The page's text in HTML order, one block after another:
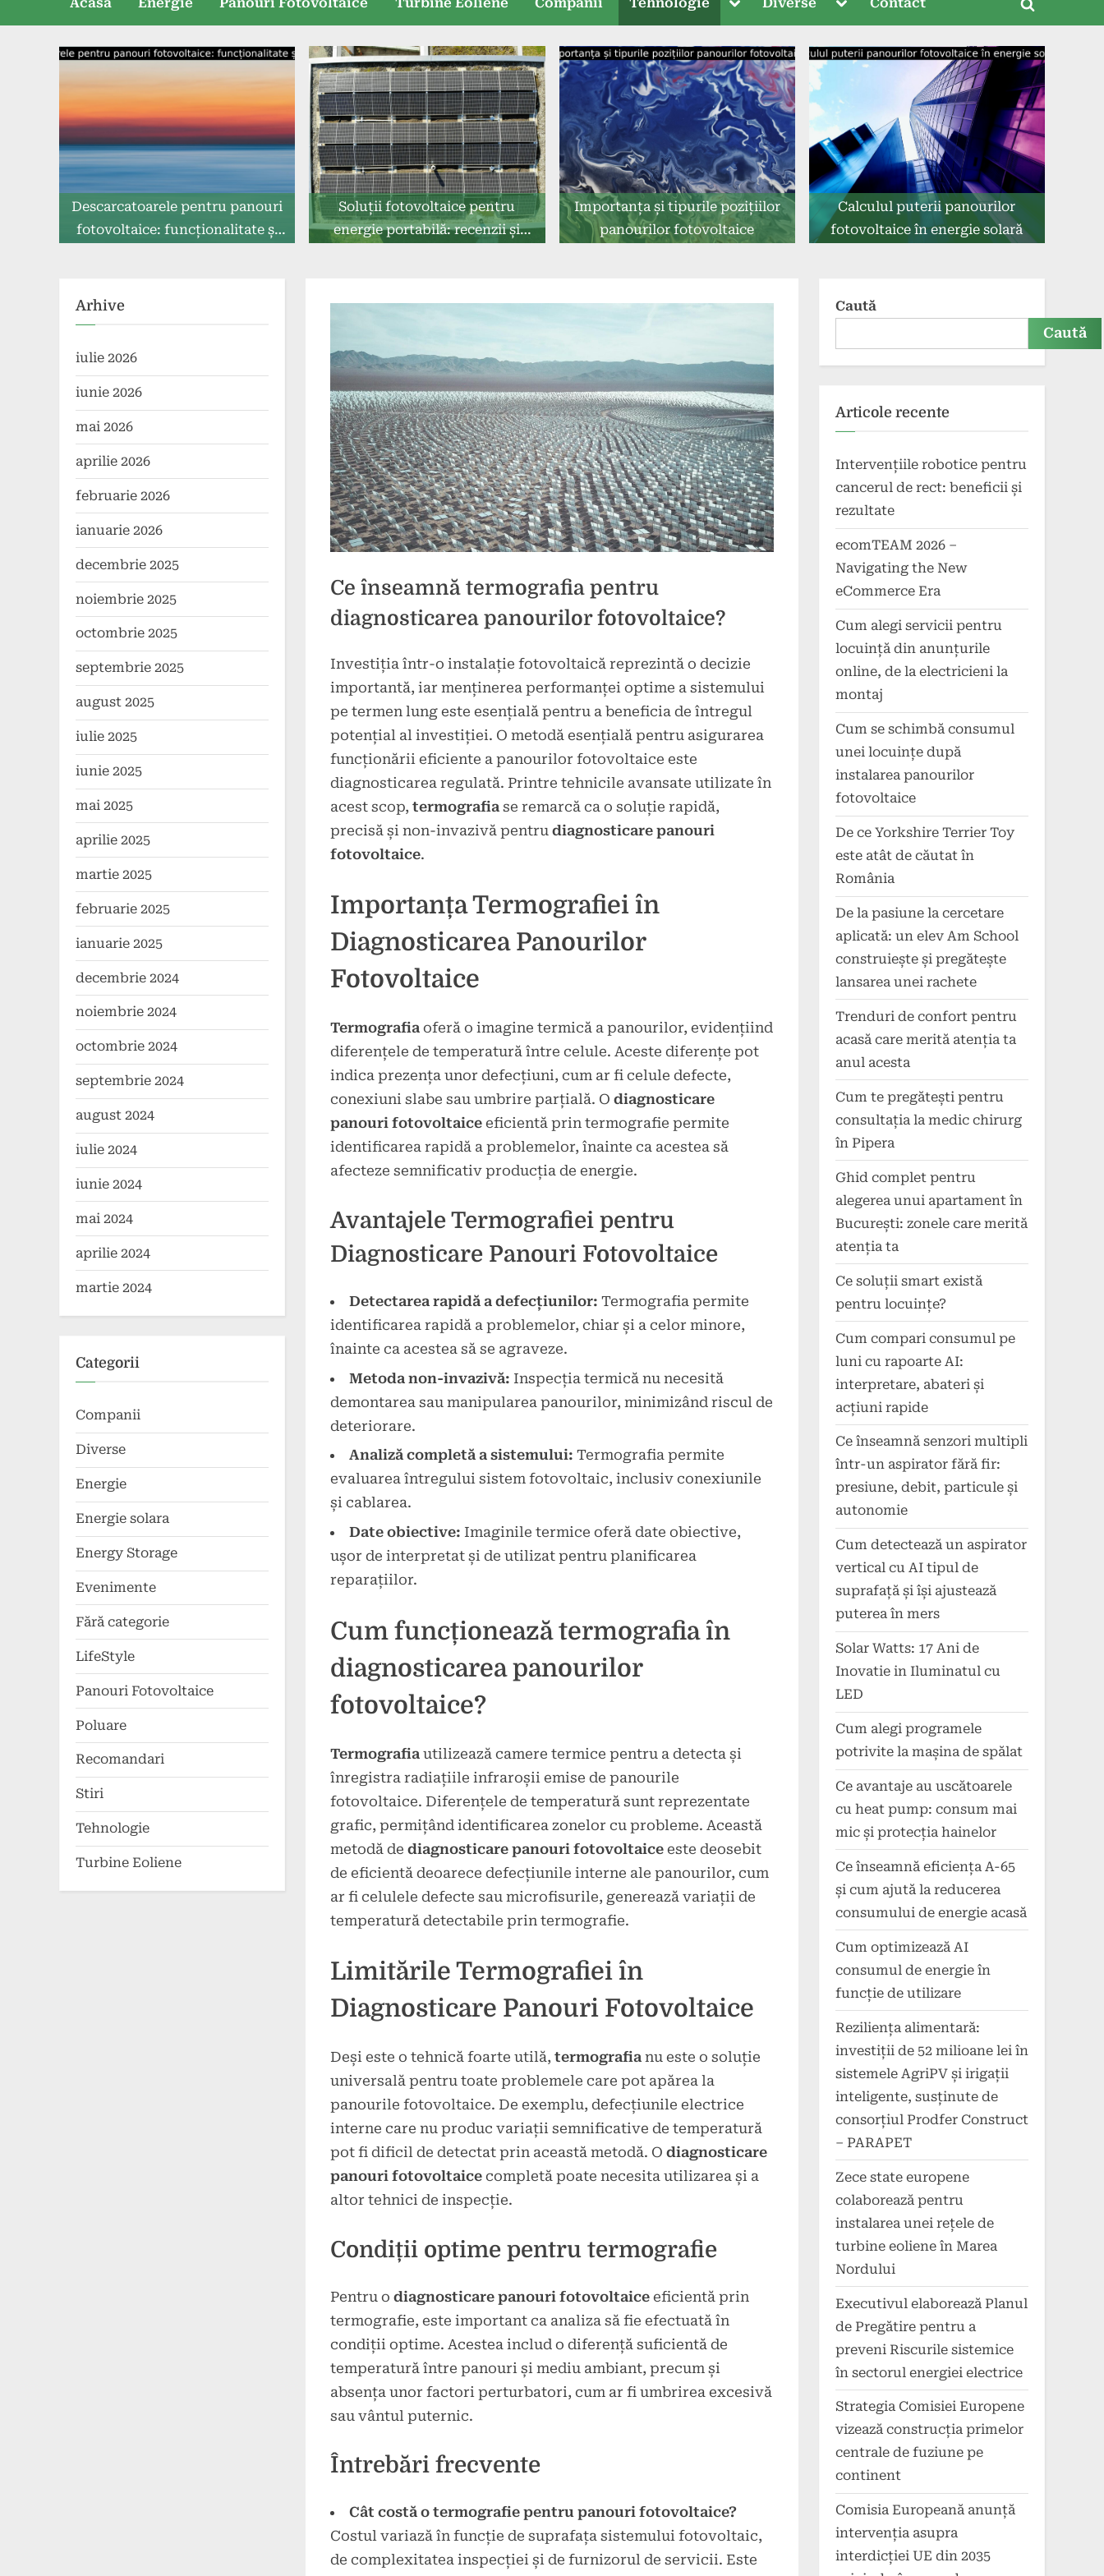
menu
menu
Toggle
form
Descarcatoarele pentru panouri
fotovoltaice: funcționalitate și
Soluții fotovoltaice pentru
energie portabilă: recenzii și
Importanța și tipurile pozițiilor
panourilor fotovoltaice
Calculul puterii panourilor
fotovoltaice în energie solară
Ce înseamnă termografia pentru
diagnosticarea panourilor fotovoltaice?
Posted
on
20
mai
2025
Bypress
Investiția într-o instalație fotovoltaică reprezintă o decizie
importantă, iar menținerea performanței optime a sistemului
pe termen lung este esențială pentru a beneficia de întregul
potențial al investiției. O metodă esențială pentru asigurarea
funcționării eficiente a panourilor fotovoltaice este
diagnosticarea regulată. Printre tehnicile avansate utilizate în
acest scop, termografia se remarcă ca o soluție rapidă,
precisă și non-invazivă pentru diagnosticare panouri
fotovoltaice.
Importanța Termografiei în
Diagnosticarea Panourilor
Fotovoltaice
Termografia oferă o imagine termică a panourilor, evidențiind
diferențele de temperatură între celule. Aceste diferențe pot
indica prezența unor defecțiuni, cum ar fi celule defecte,
conexiuni slabe sau umbrire parțială. O diagnosticare
panouri fotovoltaice eficientă prin termografie permite
identificarea rapidă a problemelor, înainte ca acestea să
afecteze semnificativ producția de energie.
Avantajele Termografiei pentru
Diagnosticare Panouri Fotovoltaice
Detectarea rapidă a defecțiunilor: Termografia permite
identificarea rapidă a problemelor, chiar și a celor minore,
înainte ca acestea să se agraveze.
Metoda non-invazivă: Inspecția termică nu necesită
demontarea sau manipularea panourilor, minimizând riscul de
deteriorare.
Analiză completă a sistemului: Termografia permite
evaluarea întregului sistem fotovoltaic, inclusiv conexiunile
și cablarea.
Date obiective: Imaginile termice oferă date obiective,
ușor de interpretat și de utilizat pentru planificarea
reparațiilor.
Cum funcționează termografia în
diagnosticarea panourilor
fotovoltaice?
Termografia utilizează camere termice pentru a detecta și
înregistra radiațiile infraroșii emise de panourile
fotovoltaice. Diferențele de temperatură sunt reprezentate
grafic, permițând identificarea zonelor cu probleme. Această
metodă de diagnosticare panouri fotovoltaice este deosebit
de eficientă deoarece defecțiunile interne ale panourilor, cum
ar fi celulele defecte sau microfisurile, generează variații de
temperatură detectabile prin termografie.
Limitările Termografiei în
Diagnosticare Panouri Fotovoltaice
Deși este o tehnică foarte utilă, termografia nu este o soluție
universală pentru toate problemele care pot apărea la
panourile fotovoltaice. De exemplu, defecțiunile electrice
interne care nu produc variații semnificative de temperatură
pot fi dificil de detectat prin această metodă. O diagnosticare
panouri fotovoltaice completă poate necesita utilizarea și a
altor tehnici de inspecție.
Condiții optime pentru termografie
Pentru o diagnosticare panouri fotovoltaice eficientă prin
termografie, este important ca analiza să fie efectuată în
condiții optime. Acestea includ o diferență suficientă de
temperatură între panouri și mediu ambiant, precum și
absența unor factori perturbatori, cum ar fi umbrirea excesivă
sau vântul puternic.
Întrebări frecvente
Cât costă o termografie pentru panouri fotovoltaice?
Costul variază în funcție de suprafața sistemului fotovoltaic,
de complexitatea inspecției și de furnizorul de servicii. Este
Arhive
iulie 2026
iunie 2026
mai 2026
aprilie 2026
februarie 2026
ianuarie 2026
decembrie 2025
noiembrie 2025
octombrie 2025
septembrie 2025
august 2025
iulie 2025
iunie 2025
mai 2025
aprilie 2025
martie 2025
februarie 2025
ianuarie 2025
decembrie 2024
noiembrie 2024
octombrie 2024
septembrie 2024
august 2024
iulie 2024
iunie 2024
mai 2024
aprilie 2024
martie 2024
Categorii
Companii
Diverse
Energie
Energie solara
Energy Storage
Evenimente
Fără categorie
LifeStyle
Panouri Fotovoltaice
Poluare
Recomandari
Stiri
Tehnologie
Turbine Eoliene
Caută
Caută
Articole recente
Intervențiile robotice pentru
cancerul de rect: beneficii și
rezultate
ecomTEAM 2026 –
Navigating the New
eCommerce Era
Cum alegi servicii pentru
locuință din anunțurile
online, de la electricieni la
montaj
Cum se schimbă consumul
unei locuințe după
instalarea panourilor
fotovoltaice
De ce Yorkshire Terrier Toy
este atât de căutat în
România
De la pasiune la cercetare
aplicată: un elev Am School
construiește și pregătește
lansarea unei rachete
Trenduri de confort pentru
acasă care merită atenția ta
anul acesta
Cum te pregătești pentru
consultația la medic chirurg
în Pipera
Ghid complet pentru
alegerea unui apartament în
București: zonele care merită
atenția ta
Ce soluții smart există
pentru locuințe?
Cum compari consumul pe
luni cu rapoarte AI:
interpretare, abateri și
acțiuni rapide
Ce înseamnă senzori multipli
într-un aspirator fără fir:
presiune, debit, particule și
autonomie
Cum detectează un aspirator
vertical cu AI tipul de
suprafață și își ajustează
puterea în mers
Solar Watts: 17 Ani de
Inovatie in Iluminatul cu
LED
Cum alegi programele
potrivite la mașina de spălat
Ce avantaje au uscătoarele
cu heat pump: consum mai
mic și protecția hainelor
Ce înseamnă eficiența A-65
și cum ajută la reducerea
consumului de energie acasă
Cum optimizează AI
consumul de energie în
funcție de utilizare
Reziliența alimentară:
investiții de 52 milioane lei în
sistemele AgriPV și irigații
inteligente, susținute de
consorțiul Prodfer Construct
– PARAPET
Zece state europene
colaborează pentru
instalarea unei rețele de
turbine eoliene în Marea
Nordului
Executivul elaborează Planul
de Pregătire pentru a
preveni Riscurile sistemice
în sectorul energiei electrice
Strategia Comisiei Europene
vizează construcția primelor
centrale de fuziune pe
continent
Comisia Europeană anunță
intervenția asupra
interdicției UE din 2035